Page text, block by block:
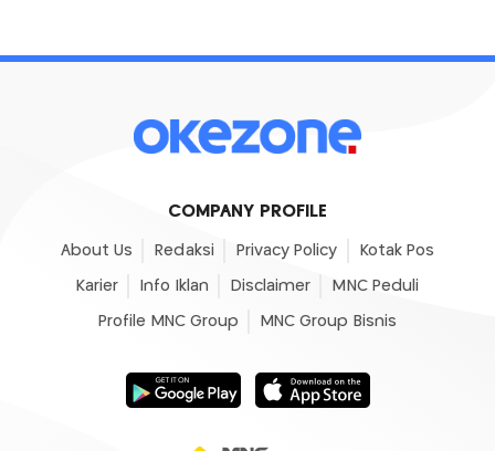
COMPANY PROFILE
About Us Redaksi Privacy Policy Kotak Pos
Karier Info Iklan Disclaimer MNC Peduli
Profile MNC Group MNC Group Bisnis